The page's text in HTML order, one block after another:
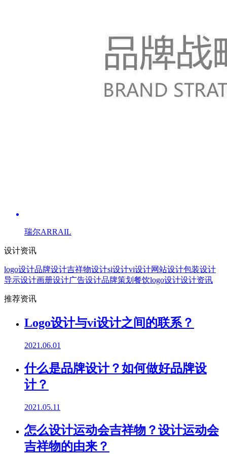
瑞尔ARRAIL
设计资讯
logo设计品牌设计吉祥物设计si设计vi设计网站设计包装设计
导示设计画册设计广告设计品牌策划 餐饮logo设计设计资讯
推荐资讯
Logo设计与vi设计之间的联系？
2021.06.01
什么是品牌设计？如何做好品牌设
计？
2021.05.11
怎么设计运动会吉祥物？设计运动会
吉祥物的由来？